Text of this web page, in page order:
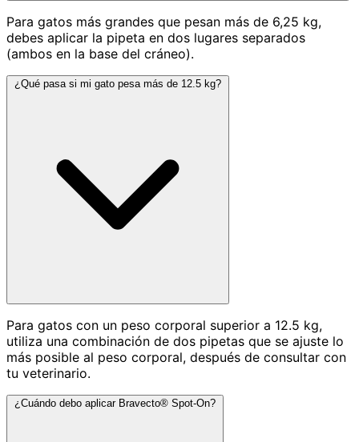
Para gatos más grandes que pesan más de 6,25 kg,
debes aplicar la pipeta en dos lugares separados
(ambos en la base del cráneo).
¿Qué pasa si mi gato pesa más de 12.5 kg?
Para gatos con un peso corporal superior a 12.5 kg,
utiliza una combinación de dos pipetas que se ajuste lo
más posible al peso corporal, después de consultar con
tu veterinario.
¿Cuándo debo aplicar Bravecto® Spot-On?